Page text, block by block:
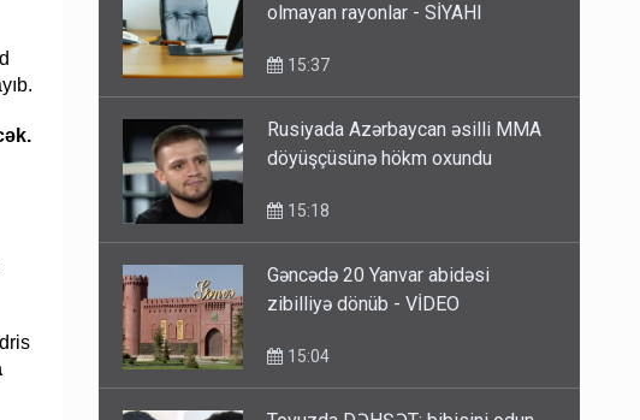
olmayan rayonlar - SİYAHI
15:37
Rusiyada Azərbaycan əsilli MMA
döyüşçüsünə hökm oxundu
15:18
Gəncədə 20 Yanvar abidəsi
zibilliyə dönüb - VİDEO
15:04